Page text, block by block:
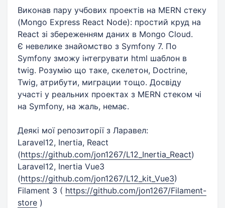
Виконав пару учбових проектів на MERN стеку
(Mongo Express React Node): простий круд на
React зі збереженням даних в Mongo Cloud.
Є невелике знайомство з Symfony 7. По
Symfony зможу інтегрувати html шаблон в
twig. Розумію що таке, скелетон, Doctrine,
Twig, атрибути, миграции тощо. Досвіду
участі у реальних проектах з MERN стеком чі
на Symfony, на жаль, немає.
Деякі мої репозиторії з Ларавел:
Laravel12, Inertia, React
(https://github.com/jon1267/L12_Inertia_React)
Laravel12, Inertia Vue3
(https://github.com/jon1267/L12_kit_Vue3)
Filament 3 ( https://github.com/jon1267/Filament-
store )